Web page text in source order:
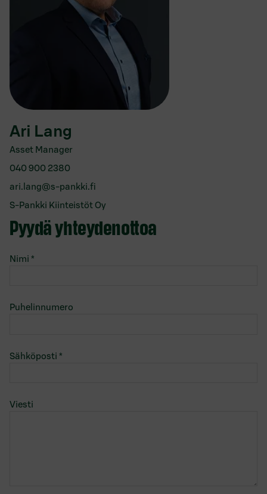
Ari Lang
Asset Manager
040 900 2380
ari.lang@s-pankki.fi
S-Pankki Kiinteistöt Oy
Pyydä yhteydenottoa
Nimi *
Puhelinnumero
Sähköposti *
Viesti